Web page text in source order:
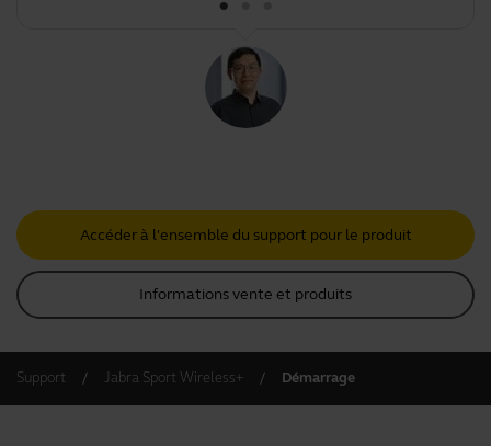
Accéder à l'ensemble du support pour le produit
Informations vente et produits
Support Jabra Sport Wireless+ Démarrage